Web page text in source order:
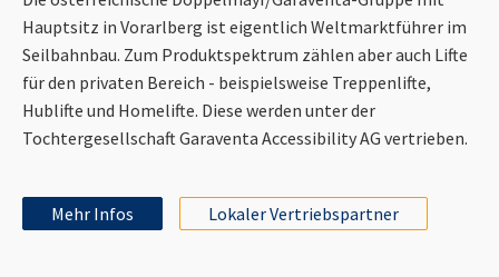
Hauptsitz in Vorarlberg ist eigentlich Weltmarktführer im
Seilbahnbau. Zum Produktspektrum zählen aber auch Lifte
für den privaten Bereich - beispielsweise Treppenlifte,
Hublifte und Homelifte. Diese werden unter der
Tochtergesellschaft Garaventa Accessibility AG vertrieben.
Mehr Infos Lokaler Vertriebspartner